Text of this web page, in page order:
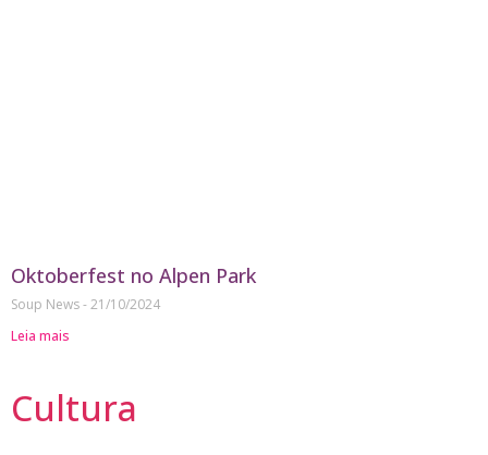
Oktoberfest no Alpen Park
Soup News 21/10/2024
Leia mais
Cultura